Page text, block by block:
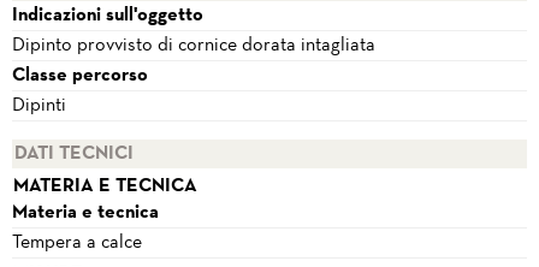
Indicazioni sull'oggetto
Dipinto provvisto di cornice dorata intagliata
Classe percorso
Dipinti
DATI TECNICI
MATERIA E TECNICA
Materia e tecnica
Tempera a calce